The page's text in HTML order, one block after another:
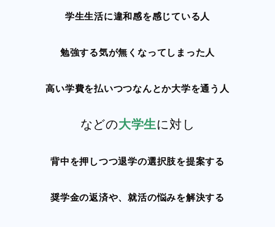
学生生活に違和感を感じている人
勉強する気が無くなってしまった人
高い学費を払いつつなんとか大学を通う人
などの大学生に対し
背中を押しつつ退学の選択肢を提案する
奨学金の返済や、就活の悩みを解決する